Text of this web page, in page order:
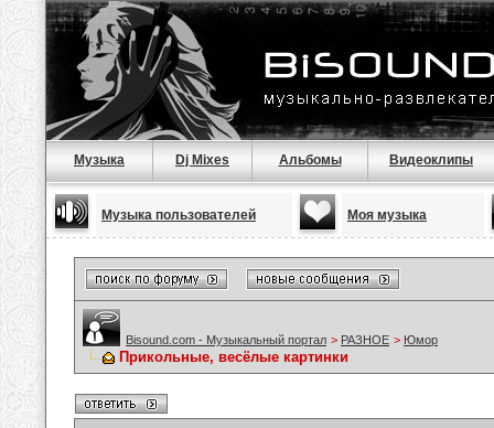
Музыка Dj Mixes Альбомы Видеоклипы
Музыка пользователей Моя музыка
Bisound.com - Музыкальный портал > РАЗНОЕ > Юмор
Прикольные, весёлые картинки